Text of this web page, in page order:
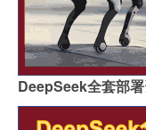
DeepSeek全套部